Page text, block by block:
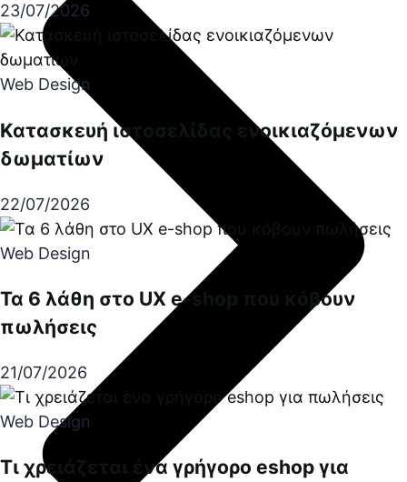
23/07/2026
Web Design
Κατασκευή ιστοσελίδας ενοικιαζόμενων
δωματίων
22/07/2026
Web Design
Τα 6 λάθη στο UX e-shop που κόβουν
πωλήσεις
21/07/2026
Web Design
Τι χρειάζεται ένα γρήγορο eshop για